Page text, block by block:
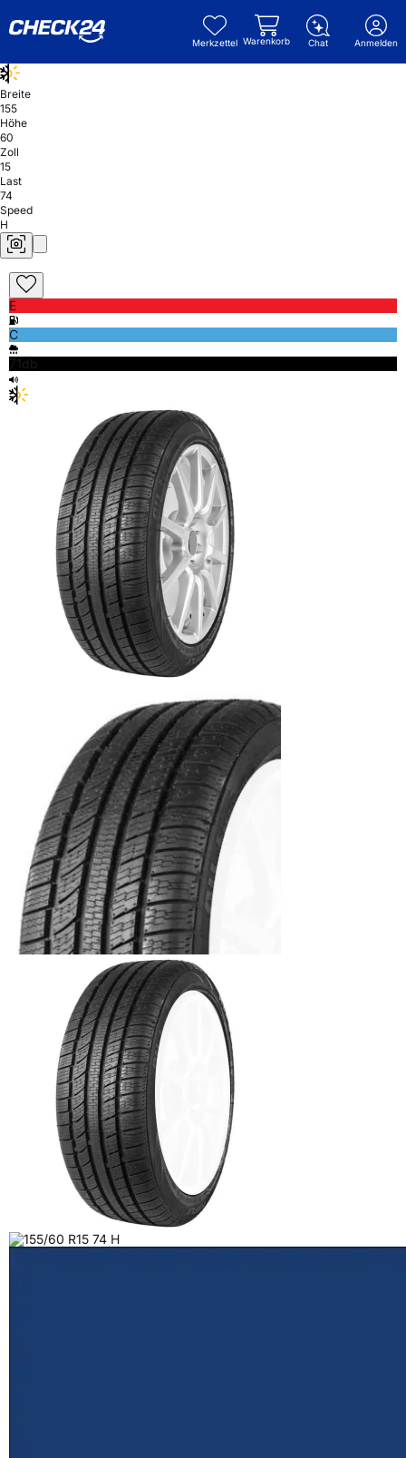
Merkzettel Warenkorb Chat Anmelden
Breite
155
Höhe
60
Zoll
15
Last
74
Speed
H
E
C
71db